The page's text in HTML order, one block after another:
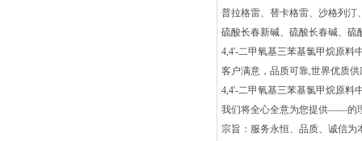
普拉格雷、替卡格雷、沙格列汀
硫酸长春新碱、硫酸长春碱、硫
4,4'-二甲氧基三苯基氯甲烷原料
客户满意，品质可靠,世界优质
4,4'-二甲氧基三苯基氯甲烷原料
我们将全心全意为您提供——的
宗旨：服务永恒、品质、诚信